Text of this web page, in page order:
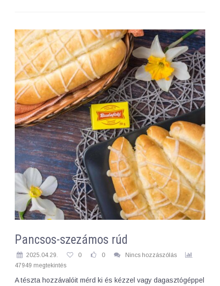
Pancsos-szezámos rúd
2025.04.29. 0 0
Nincs hozzászólás
47949 megtekintés
A tészta hozzávalóit mérd ki és kézzel vagy dagasztógéppel